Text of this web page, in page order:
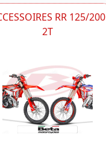
RR 125/200
2T